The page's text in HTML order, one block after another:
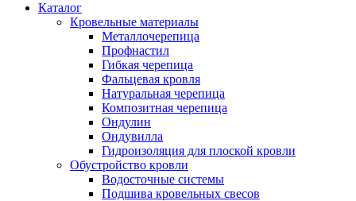
Каталог
Кровельные материалы
Металлочерепица
Профнастил
Гибкая черепица
Фальцевая кровля
Натуральная черепица
Композитная черепица
Ондулин
Ондувилла
Гидроизоляция для плоской кровли
Обустройство кровли
Водосточные системы
Подшива кровельных свесов